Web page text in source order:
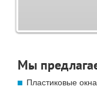
Мы
Пластиковые